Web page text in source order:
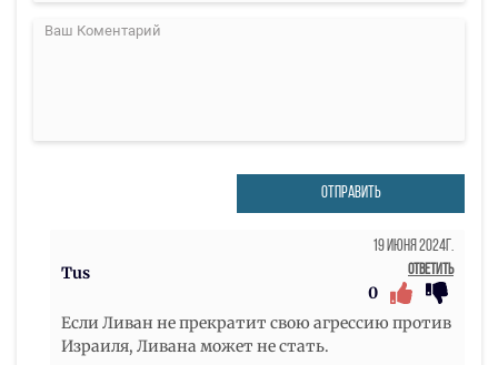
ОТПРАВИТЬ
Tus
19 Июня 2024г.
Ответить
0
Если Ливан не прекратит свою агрессию против
Израиля, Ливана может не стать.